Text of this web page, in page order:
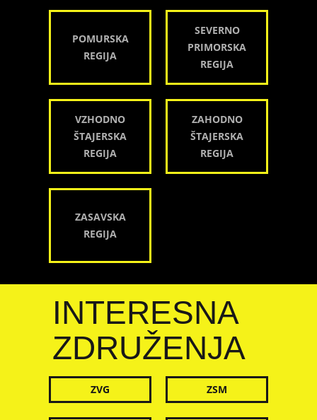
POMURSKA
REGIJA
SEVERNO
PRIMORSKA
REGIJA
VZHODNO
ŠTAJERSKA
REGIJA
ZAHODNO
ŠTAJERSKA
REGIJA
ZASAVSKA
REGIJA
INTERESNA
ZDRUŽENJA
ZVG ZSM